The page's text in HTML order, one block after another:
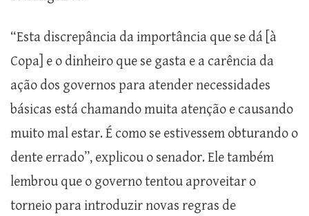
“Esta discrepância da importância que se dá [à
Copa] e o dinheiro que se gasta e a carência da
ação dos governos para atender necessidades
básicas está chamando muita atenção e causando
muito mal estar. É como se estivessem obturando o
dente errado”, explicou o senador. Ele também
lembrou que o governo tentou aproveitar o
torneio para introduzir novas regras de